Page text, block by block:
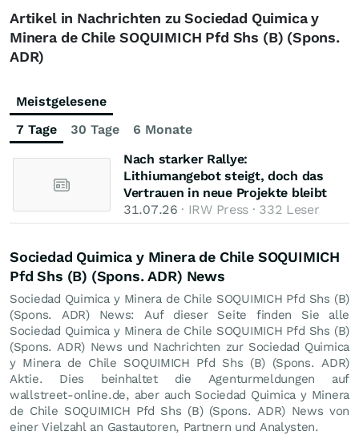
Artikel in Nachrichten zu Sociedad Quimica y
Minera de Chile SOQUIMICH Pfd Shs (B) (Spons.
ADR)
Meistgelesene
7 Tage
30 Tage
6 Monate
Nach starker Rallye:
Lithiumangebot steigt, doch das
Vertrauen in neue Projekte bleibt
31.07.26 · IRW Press · 332 Leser
Sociedad Quimica y Minera de Chile SOQUIMICH
Pfd Shs (B) (Spons. ADR) News
Sociedad Quimica y Minera de Chile SOQUIMICH Pfd Shs (B)
(Spons. ADR) News: Auf dieser Seite finden Sie alle
Sociedad Quimica y Minera de Chile SOQUIMICH Pfd Shs (B)
(Spons. ADR) News und Nachrichten zur Sociedad Quimica
y Minera de Chile SOQUIMICH Pfd Shs (B) (Spons. ADR)
Aktie. Dies beinhaltet die Agenturmeldungen auf
wallstreet-online.de, aber auch Sociedad Quimica y Minera
de Chile SOQUIMICH Pfd Shs (B) (Spons. ADR) News von
einer Vielzahl an Gastautoren, Partnern und Analysten.